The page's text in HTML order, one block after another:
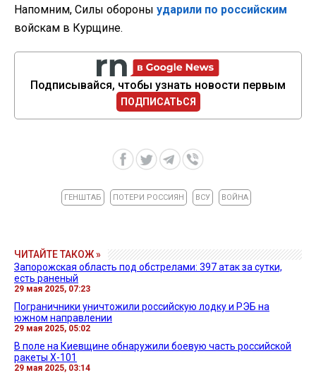
Напомним, Силы обороны ударили по российским
войскам в Курщине.
Подписывайся, чтобы узнать новости первым
ПОДПИСАТЬСЯ
ГЕНШТАБ ПОТЕРИ РОССИЯН ВСУ ВОЙНА
ЧИТАЙТЕ ТАКОЖ »
Запорожская область под обстрелами: 397 атак за сутки,
есть раненый
29 мая 2025, 07:23
Пограничники уничтожили российскую лодку и РЭБ на
южном направлении
29 мая 2025, 05:02
В поле на Киевщине обнаружили боевую часть российской
ракеты Х-101
29 мая 2025, 03:14